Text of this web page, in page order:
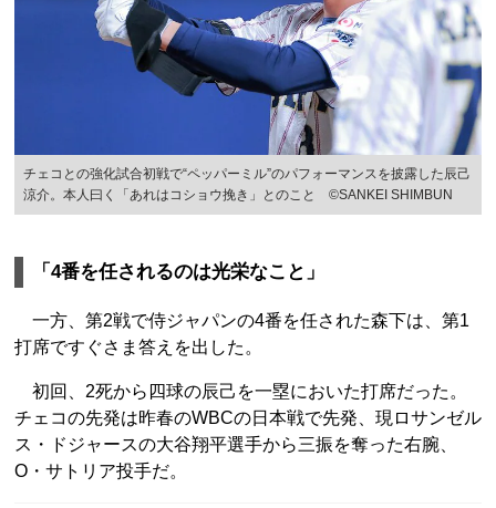
チェコとの強化試合初戦で“ペッパーミル”のパフォーマンスを披露した辰己
涼介。本人曰く「あれはコショウ挽き」とのこと ©︎SANKEI SHIMBUN
「4番を任されるのは光栄なこと」
一方、第2戦で侍ジャパンの4番を任された森下は、第1
打席ですぐさま答えを出した。
初回、2死から四球の辰己を一塁においた打席だった。
チェコの先発は昨春のWBCの日本戦で先発、現ロサンゼル
ス・ドジャースの大谷翔平選手から三振を奪った右腕、
O・サトリア投手だ。